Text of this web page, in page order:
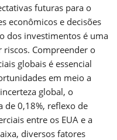
futuras para o
econômicos e decisões
dos investimentos é uma
Compreender o
globais é essencial
em meio a
global, o
de 0,18%, reflexo de
entre os EUA e a
diversos fatores